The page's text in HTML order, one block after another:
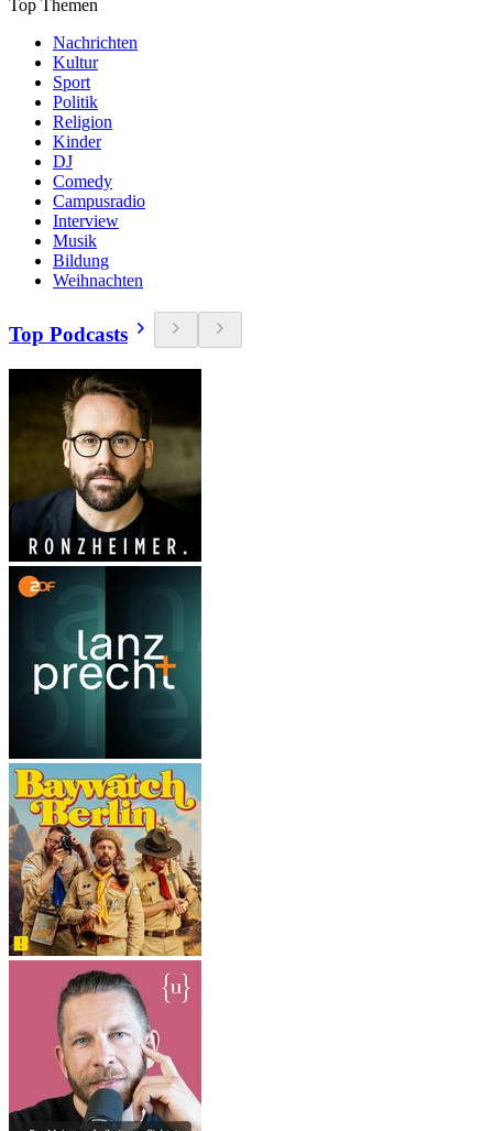
Top Themen
Nachrichten
Kultur
Sport
Politik
Religion
Kinder
DJ
Comedy
Campusradio
Interview
Musik
Bildung
Weihnachten
Top Podcasts